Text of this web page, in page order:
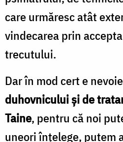
care urmăresc atât
vindecarea prin
trecutului.
Dar în mod cert e
duhovnicului şi de
Taine, pentru că noi
uneori înțelege, putem